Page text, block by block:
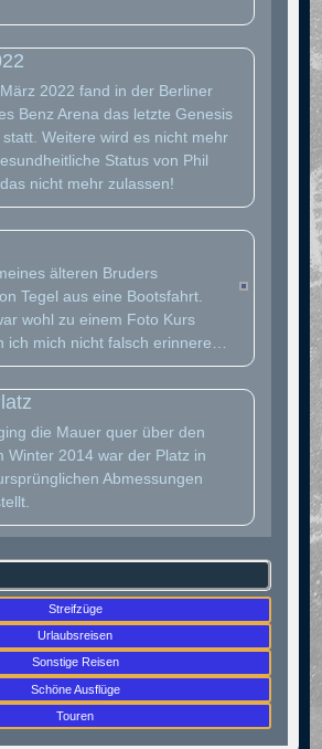
2022 fand in der Berliner
Benz Arena das letzte Genesis
statt. Weitere wird es nicht mehr
Status von Phil
nicht mehr zulassen!
älteren Bruders
Tegel aus eine Bootsfahrt.
wohl zu einem Foto Kurs
ich mich nicht falsch erinnere…
die Mauer quer über den
Winter 2014 war der Platz in
Abmessungen
Streifzüge
Urlaubsreisen
Sonstige Reisen
Schöne Ausflüge
Touren